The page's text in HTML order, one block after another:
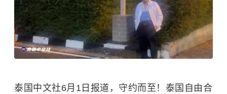
泰国中文社6月1日报道，守约而至！泰国自由合